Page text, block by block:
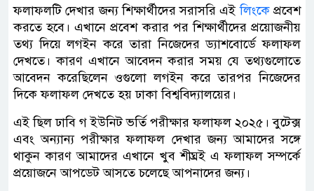
ফলাফলটি দেখার জন্য শিক্ষার্থীদের সরাসরি এইলিংকেপ্রবেশ
করতে হবে। এখানে প্রবেশ করার পর শিক্ষার্থীদের প্রয়োজনীয়
তথ্য দিয়ে লগইন করে তারা নিজেদের ড্যাশবোর্ডে ফলাফল
দেখতে। কারণ এখানে আবেদন করার সময় যে তথ্যগুলোতে
আবেদন করেছিলেন ওগুলো লগইন করে তারপর নিজেদের
দিকে ফলাফল দেখতে হয় ঢাকা বিশ্ববিদ্যালয়ের।
এই ছিল ঢাবি গ ইউনিট ভর্তি পরীক্ষার ফলাফল ২০২৫। বুটেক্স
এবং অন্যান্য পরীক্ষার ফলাফল দেখার জন্য আমাদের সঙ্গে
থাকুন কারণ আমাদের এখানে খুব শীঘ্রই এ ফলাফল সম্পর্কে
প্রয়োজনে আপডেট আসতে চলেছে আপনাদের জন্য।